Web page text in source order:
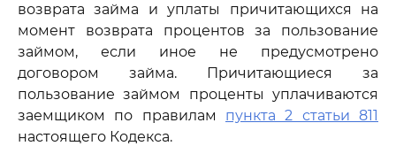
возврата займа и уплаты причитающихся на
момент возврата процентов за пользование
займом, если иное не предусмотрено
договором займа. Причитающиеся за
пользование займом проценты уплачиваются
заемщиком по правилам пункта 2 статьи 811
настоящего Кодекса.